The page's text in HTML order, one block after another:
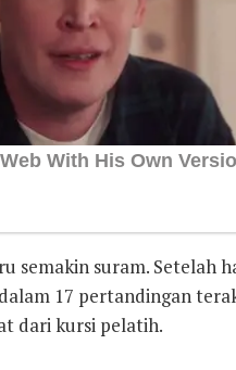
semakin suram. Setelah
17 pertandingan
dari kursi pelatih.